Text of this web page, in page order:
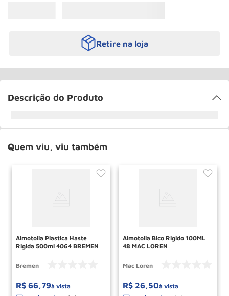
Retire na loja
Descrição do Produto
Quem viu, viu também
Almotolia Plastica Haste
Rigida 500ml 4064 BREMEN
Bremen
R$ 66,79à vista
Almotolia Bico Rigido 100ML
48 MAC LOREN
Mac Loren
R$ 26,50à vista